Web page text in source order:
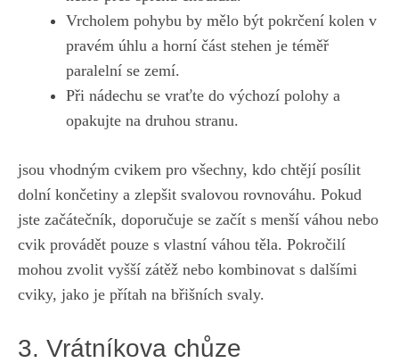
Vrcholem pohybu ‌by ⁤mělo ‌být pokrčení kolen v
pravém‍ úhlu ‌a ​horní část stehen⁣ je téměř
paralelní se zemí.
Při‌ nádechu se vraťte ​do výchozí polohy a
opakujte na ​druhou⁤ stranu.
jsou vhodným cvikem pro všechny,​ kdo chtějí posílit
⁤dolní končetiny⁣ a zlepšit svalovou rovnováhu. Pokud⁢
jste začátečník, ‍doporučuje se začít s menší váhou nebo
cvik provádět pouze s vlastní váhou těla. ⁣Pokročilí
mohou zvolit⁢ vyšší ⁣zátěž nebo kombinovat⁤ s‌ dalšími
⁤cviky, jako je přítah na ​břišních⁣ svaly.
3.​ Vrátníkova chůze